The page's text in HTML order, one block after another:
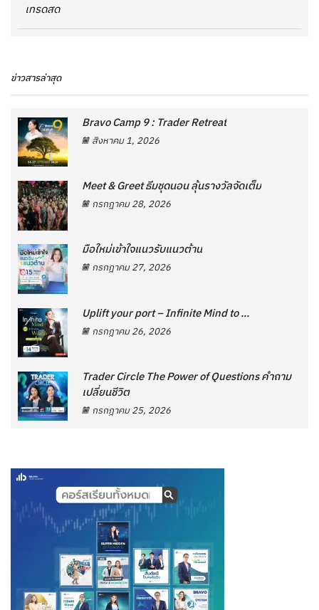
เทรดสด
ข่าวสารล่าสุด
Bravo Camp 9 : Trader Retreat
สิงหาคม 1, 2026
Meet & Greet ธีมชุดนอน ลุ้นรางวัลจัดเต็ม
กรกฎาคม 28, 2026
มือใหม่เข้าใจแนวรับแนวต้าน
กรกฎาคม 27, 2026
Uplift your port – Infinite Mind to ...
กรกฎาคม 26, 2026
Trader Circle The Power of Questions คำถาม
เปลี่ยนชีวิต
กรกฎาคม 25, 2026